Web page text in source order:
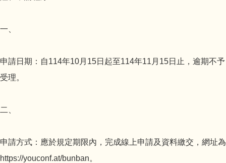
一、
申請日期：自114年10月15日起至114年11月15日止，逾期不予
受理。
二、
申請方式：應於規定期限內，完成線上申請及資料繳交，網址為
https://youconf.at/bunban。